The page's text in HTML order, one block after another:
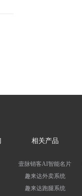
相关产品
壹脉销客AI智能名片
趣来达外卖系统
趣来达跑腿系统